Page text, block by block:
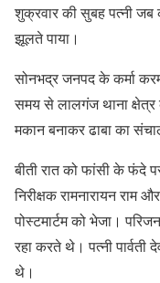
शुक्रवार की सुबह पत्नी
झूलते पाया।
सोनभद्र जनपद के कर्मा
समय से लालगंज थाना क्षेत्र
मकान बनाकर ढाबा का
बीती रात को फांसी के फंदे
निरीक्षक रामनारायन
पोस्टमार्टम को भेजा।
रहा करते थे। पत्नी
थे।